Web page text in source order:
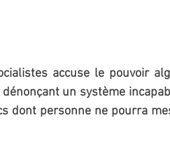
accuse le pouvoir
un système
dont personne ne pourra